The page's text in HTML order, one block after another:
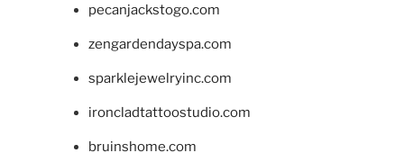
pecanjackstogo.com
zengardendayspa.com
sparklejewelryinc.com
ironcladtattoostudio.com
bruinshome.com